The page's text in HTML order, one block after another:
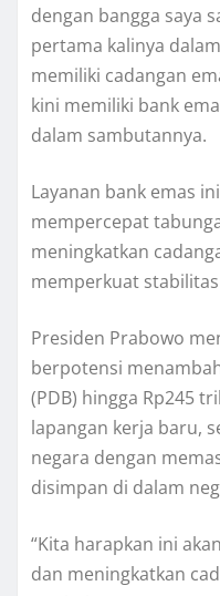
dengan bangga saya
pertama kalinya
memiliki cadangan
kini memiliki bank
dalam sambutannya.
Layanan bank emas
mempercepat
meningkatkan
memperkuat
Presiden Prabowo
berpotensi
(PDB) hingga Rp245
lapangan kerja baru,
negara dengan
disimpan di dalam
“Kita harapkan ini
dan meningkatkan